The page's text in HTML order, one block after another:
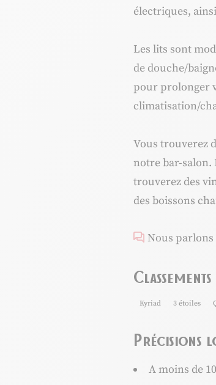
électriques,
Les lits sont
de douche/
pour prolonger
climatisation/
Vous trouverez
notre bar-salon.
trouverez des
des boissons
Nous
Kyriad 3 étoiles
Précisions
A moins de